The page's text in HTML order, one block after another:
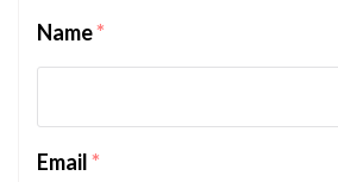
Name*
Email*